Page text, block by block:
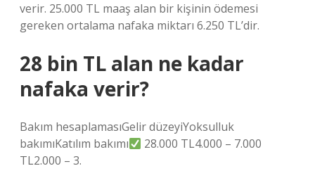
verir. 25.000 TL maaş alan bir kişinin ödemesi
gereken ortalama nafaka miktarı 6.250 TL’dir.
28 bin TL alan ne kadar
nafaka verir?
Bakım hesaplamasıGelir düzeyiYoksulluk
bakımıKatılım bakımı
28.000 TL4.000 – 7.000
TL2.000 – 3.